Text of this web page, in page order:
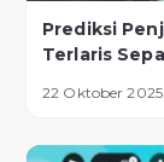
Prediksi
Terlaris
22 Oktober 2025